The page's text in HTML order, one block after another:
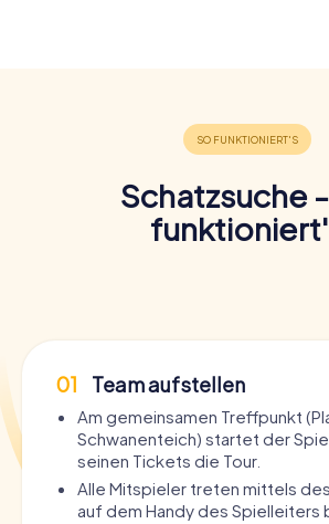
Schatzsuche
01 Team aufstellen
Am gemeinsamen Treffpunkt
Schwanenteich) startet der
seinen Tickets die Tour.
Alle Mitspieler treten mittels
auf dem Handy des Spielleiters